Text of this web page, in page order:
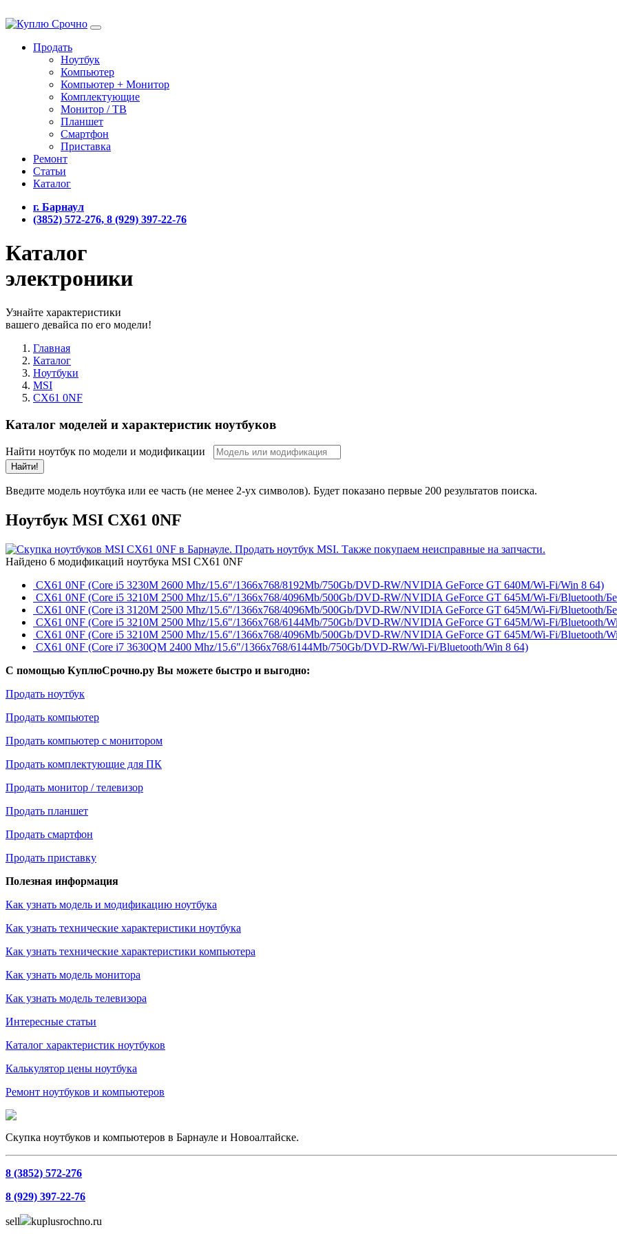
Продать
Ноутбук
Компьютер
Компьютер + Монитор
Комплектующие
Монитор / ТВ
Планшет
Смартфон
Приставка
Ремонт
Статьи
Каталог
г. Барнаул
(3852) 572-276, 8 (929) 397-22-76
Каталог
электроники
Узнайте характеристики
вашего девайса по его модели!
Главная
Каталог
Ноутбуки
MSI
CX61 0NF
Каталог моделей и характеристик ноутбуков
Найти ноутбук по модели и модификации
Найти!
Введите модель ноутбука или ее часть (не менее 2-ух символов). Будет показано первые 200 результатов поиска.
Ноутбук MSI CX61 0NF
Найдено 6 модификаций ноутбука MSI CX61 0NF
CX61 0NF (Core i5 3230M 2600 Mhz/15.6"/1366x768/8192Mb/750Gb/DVD-RW/NVIDIA GeForce GT 640M/Wi-Fi/Win 8 64)
CX61 0NF (Core i5 3210M 2500 Mhz/15.6"/1366x768/4096Mb/500Gb/DVD-RW/NVIDIA GeForce GT 645M/Wi-Fi/Bluetooth/
CX61 0NF (Core i3 3120M 2500 Mhz/15.6"/1366x768/4096Mb/500Gb/DVD-RW/NVIDIA GeForce GT 645M/Wi-Fi/Bluetooth/
CX61 0NF (Core i5 3210M 2500 Mhz/15.6"/1366x768/6144Mb/750Gb/DVD-RW/NVIDIA GeForce GT 645M/Wi-Fi/Bluetooth/
CX61 0NF (Core i5 3210M 2500 Mhz/15.6"/1366x768/4096Mb/500Gb/DVD-RW/NVIDIA GeForce GT 645M/Wi-Fi/Bluetooth/
CX61 0NF (Core i7 3630QM 2400 Mhz/15.6"/1366x768/6144Mb/750Gb/DVD-RW/Wi-Fi/Bluetooth/Win 8 64)
С помощью КуплюСрочно.ру Вы можете быстро и выгодно:
Продать ноутбук
Продать компьютер
Продать компьютер с монитором
Продать комплектующие для ПК
Продать монитор / телевизор
Продать планшет
Продать смартфон
Продать приставку
Полезная информация
Как узнать модель и модификацию ноутбука
Как узнать технические характеристики ноутбука
Как узнать технические характеристики компьютера
Как узнать модель монитора
Как узнать модель телевизора
Интересные статьи
Каталог характеристик ноутбуков
Калькулятор цены ноутбука
Ремонт ноутбуков и компьютеров
Скупка ноутбуков и компьютеров в Барнауле и Новоалтайске.
8 (3852) 572-276
8 (929) 397-22-76
sell kuplusrochno.ru